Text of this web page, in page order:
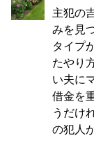
主犯の
みを見
タイプ
たやり
い夫に
借金を
うだけ
の犯人